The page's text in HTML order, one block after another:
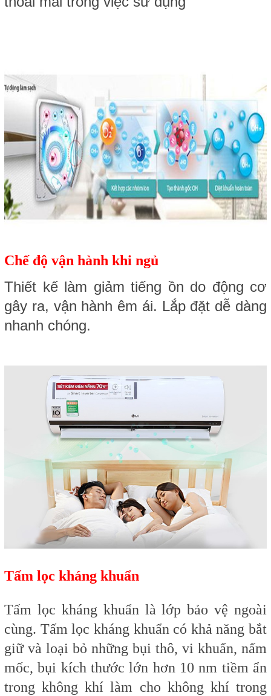
Chế độ vận hành khi ngủ
Thiết kế làm giảm tiếng ồn do động cơ
gây ra, vận hành êm ái. Lắp đặt dễ dàng
nhanh chóng.
Tấm lọc kháng khuẩn
Tấm lọc kháng khuẩn là lớp bảo vệ ngoài
cùng. Tấm lọc kháng khuẩn có khả năng bắt
giữ và loại bỏ những bụi thô, vi khuẩn, nấm
mốc, bụi kích thước lớn hơn 10 nm tiềm ẩn
trong không khí làm cho không khí trong